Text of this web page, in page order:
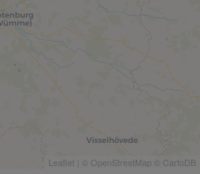
Leaflet | © OpenStreetMap © CartoDB